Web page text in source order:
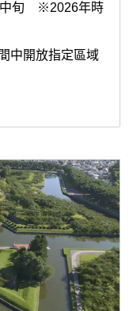
中旬 ※2026年時
中開放指定區域